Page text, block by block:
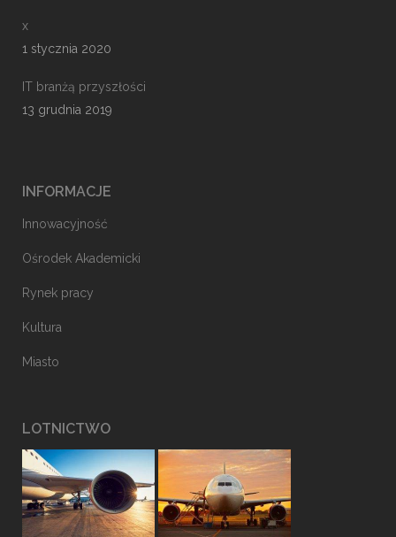
x
1 stycznia 2020
IT branżą przyszłości
13 grudnia 2019
INFORMACJE
Innowacyjność
Ośrodek Akademicki
Rynek pracy
Kultura
Miasto
LOTNICTWO